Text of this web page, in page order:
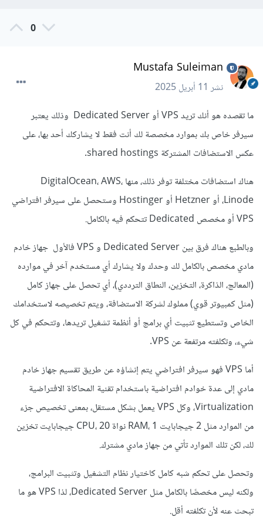
0
Mustafa Suleiman
نشر11 أبريل 2025
ما تقصده هو أنك تريد VPS أو Dedicated Server وذلك يعتبر
سيرفر خاص بك بموارد مخصصة لك أنت فقط لا يشاركك أحد بها، على
عكس الاستضافات المشتركة shared hostings.
هناك استضافات مختلفة توفر ذلك، منها DigitalOcean، AWS،
Linode، أو Hetzner أو Hostinger وستحصل على سيرفر افتراضي
VPS أو مخصص Dedicated تتحكم فيه بالكامل.
وبالطبع هناك فرق بين Dedicated Server و VPS فالأول جهاز خادم
مادي مخصص بالكامل لك وحدك ولا يشارك أي مستخدم آخر في موارده
(المعالج، الذاكرة، التخزين، النطاق الترددي)، أي تحصل على جهاز كامل
(مثل كمبيوتر قوي) مملوك لشركة الاستضافة، ويتم تخصيصه لاستخدامك
الخاص وتستطيع تثبيت أي برامج أو أنظمة تشغيل تريدها، وتتحكم في كل
شيء، وتكلفته مرتفعة عن VPS.
أما VPS فهو سيرفر افتراضي يتم إنشاؤه عن طريق تقسيم جهاز خادم
مادي إلى عدة خوادم افتراضية باستخدام تقنية المحاكاة الافتراضية
Virtualization، وكل VPS يعمل بشكل مستقل، بمعنى تخصيص جزء
من الموارد مثل 2 جيجابايت RAM، 1 نواة CPU، 20 جيجابايت تخزين
لك، لكن تلك الموارد تأتي من جهاز مادي مشترك.
وتحصل على تحكم شبه كامل كاختيار نظام التشغيل وتثبيت البرامج،
ولكنه ليس مخصصًا بالكامل مثل Dedicated Server، لذا VPS هو ما
تبحث عنه لأن تكلفته أقل.